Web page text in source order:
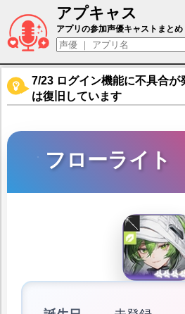
アプキャス
フローライト（声優
アプリの参加声優キャストまとめ
7/23 ログイン機能に不具合が
は復旧しています
フローライト